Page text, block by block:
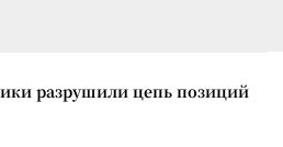
разрушили цепь позиций